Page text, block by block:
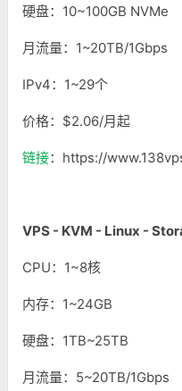
硬盘：10~100GB NVMe
月流量：1~20TB/1Gbps
IPv4：1~29个
价格：$2.06/月起
链接：https://
VPS - KVM - Linux -
CPU：1~8核
内存：1~24GB
硬盘：1TB~25TB
月流量：5~20TB/1Gbps